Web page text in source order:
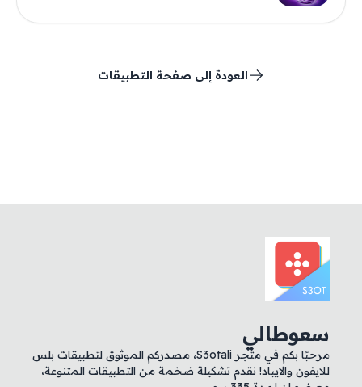
العودة إلى صفحة التطبيقات
سعوطالي
مرحبًا بكم في متجر S3otali، مصدركم الموثوق لتطبيقات بلس
للايفون والايباد! نقدم تشكيلة ضخمة من التطبيقات المتنوعة،